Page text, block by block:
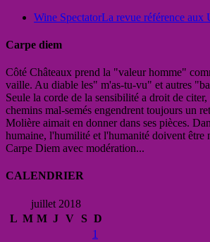
Wine SpectatorLa revue référence aux
Carpe diem
Côté Châteaux prend la "valeur homme"
vaille. Au diable les" m'as-tu-vu" et autres
Seule la corde de la sensibilité a droit de
chemins mal-semés engendrent toujours un
Molière aimait en donner dans ses pièces.
humaine, l'humilité et l'humanité doivent être
Carpe Diem avec modération...
CALENDRIER
juillet 2018
L M M J V S D
1